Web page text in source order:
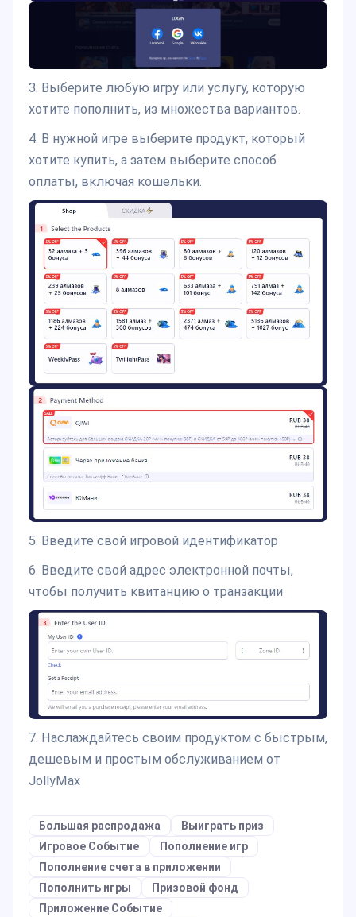
3. Выберите любую игру или услугу, которую
хотите пополнить, из множества вариантов.
4. В нужной игре выберите продукт, который
хотите купить, а затем выберите способ
оплаты, включая кошельки.
5. Введите свой игровой идентификатор
6. Введите свой адрес электронной почты,
чтобы получить квитанцию о транзакции
7. Наслаждайтесь своим продуктом с быстрым,
дешевым и простым обслуживанием от
JollyMax
Большая распродажа
Выиграть приз
Игровое Событие
Пополнение игр
Пополнение счета в приложении
Пополнить игры
Призовой фонд
Приложение Событие